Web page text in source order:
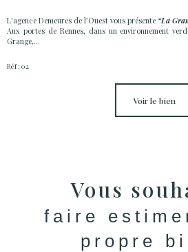
L'agence Demeures de l’Ouest vous présente “La
Aux portes de Rennes, dans un environnement
Grange,...
Réf : 02
voir le bien
Vous
faire
propre